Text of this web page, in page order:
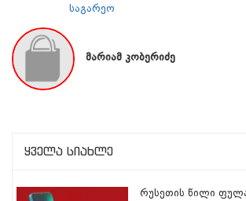
საგარეო
მარიამ კობერიძე
ყველა სიახლე
რუსეთის წილი